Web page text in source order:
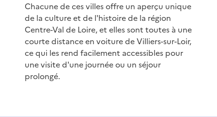
Chacune de ces villes offre un aperçu unique
de la culture et de l'histoire de la région
Centre-Val de Loire, et elles sont toutes à une
courte distance en voiture de Villiers-sur-Loir,
ce qui les rend facilement accessibles pour
une visite d'une journée ou un séjour
prolongé.